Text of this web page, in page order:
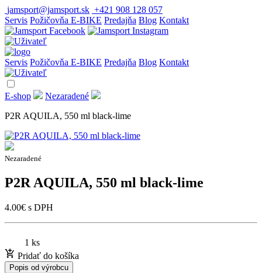
jamsport@jamsport.sk +421 908 128 057
Servis Požičovňa E-BIKE Predajňa Blog Kontakt
Servis Požičovňa E-BIKE Predajňa Blog Kontakt
E-shop
Nezaradené
P2R AQUILA, 550 ml black-lime
Nezaradené
P2R AQUILA, 550 ml black-lime
4.00€ s DPH
1 ks
Pridať do košíka
Popis od výrobcu